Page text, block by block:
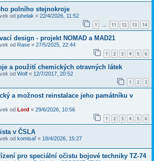
polního stejnokroje
od juhelak « 22/4/2026, 11:52
1 … 11 12 13 14
design - projekt NOMAD a MAD21
od Rase « 27/5/2025, 22:44
1 2 3 4 5 6
a použití chemických otravných látek
od Wolf « 12/7/2017, 20:52
1 2 3
a možnost reinstalace jeho památníku v
od Lord « 29/6/2026, 10:56
1 2 3 4 5 6
v ČSLA
od komisař « 18/4/2026, 15:27
pro speciální očistu bojové techniky TZ-74